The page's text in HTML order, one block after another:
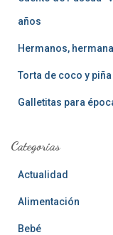
años
Hermanos,
Torta de coco y
Galletitas para
Categorias
Actualidad
Alimentación
Bebé